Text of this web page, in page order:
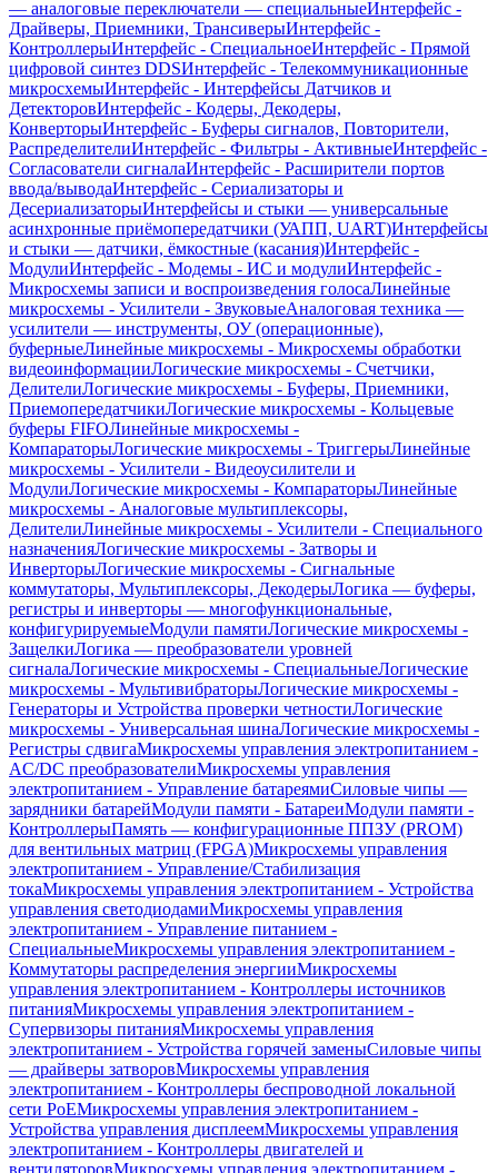
— аналоговые переключатели — специальныеИнтерфейс -
Драйверы, Приемники, ТрансиверыИнтерфейс -
КонтроллерыИнтерфейс - СпециальноеИнтерфейс - Прямой
цифровой синтез DDSИнтерфейс - Телекоммуникационные
микросхемыИнтерфейс - Интерфейсы Датчиков и
ДетекторовИнтерфейс - Кодеры, Декодеры,
КонверторыИнтерфейс - Буферы сигналов, Повторители,
РаспределителиИнтерфейс - Фильтры - АктивныеИнтерфейс -
Согласователи сигналаИнтерфейс - Расширители портов
ввода/выводаИнтерфейс - Сериализаторы и
ДесериализаторыИнтерфейсы и стыки — универсальные
асинхронные приёмопередатчики (УАПП, UART)Интерфейсы
и стыки — датчики, ёмкостные (касания)Интерфейс -
МодулиИнтерфейс - Модемы - ИС и модулиИнтерфейс -
Микросхемы записи и воспроизведения голосаЛинейные
микросхемы - Усилители - ЗвуковыеАналоговая техника —
усилители — инструменты, ОУ (операционные),
буферныеЛинейные микросхемы - Микросхемы обработки
видеоинформацииЛогические микросхемы - Счетчики,
ДелителиЛогические микросхемы - Буферы, Приемники,
ПриемопередатчикиЛогические микросхемы - Кольцевые
буферы FIFOЛинейные микросхемы -
КомпараторыЛогические микросхемы - ТриггерыЛинейные
микросхемы - Усилители - Видеоусилители и
МодулиЛогические микросхемы - КомпараторыЛинейные
микросхемы - Аналоговые мультиплексоры,
ДелителиЛинейные микросхемы - Усилители - Специального
назначенияЛогические микросхемы - Затворы и
ИнверторыЛогические микросхемы - Сигнальные
коммутаторы, Мультиплексоры, ДекодерыЛогика — буферы,
регистры и инверторы — многофункциональные,
конфигурируемыеМодули памятиЛогические микросхемы -
ЗащелкиЛогика — преобразователи уровней
сигналаЛогические микросхемы - СпециальныеЛогические
микросхемы - МультивибраторыЛогические микросхемы -
Генераторы и Устройства проверки четностиЛогические
микросхемы - Универсальная шинаЛогические микросхемы -
Регистры сдвигаМикросхемы управления электропитанием -
AC/DC преобразователиМикросхемы управления
электропитанием - Управление батареямиСиловые чипы —
зарядники батарейМодули памяти - БатареиМодули памяти -
КонтроллерыПамять — конфигурационные ППЗУ (PROM)
для вентильных матриц (FPGA)Микросхемы управления
электропитанием - Управление/Стабилизация
токаМикросхемы управления электропитанием - Устройства
управления светодиодамиМикросхемы управления
электропитанием - Управление питанием -
СпециальныеМикросхемы управления электропитанием -
Коммутаторы распределения энергииМикросхемы
управления электропитанием - Контроллеры источников
питанияМикросхемы управления электропитанием -
Супервизоры питанияМикросхемы управления
электропитанием - Устройства горячей заменыСиловые чипы
— драйверы затворовМикросхемы управления
электропитанием - Контроллеры беспроводной локальной
сети PoEМикросхемы управления электропитанием -
Устройства управления дисплеемМикросхемы управления
электропитанием - Контроллеры двигателей и
вентиляторовМикросхемы управления электропитанием -